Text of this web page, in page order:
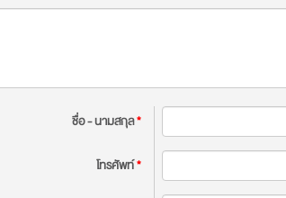
ชื่อ - นามสกุล*
โทรศัพท์*